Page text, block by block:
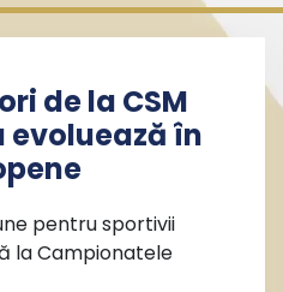
de la CSM
evoluează în
pentru sportivii
la Campionatele